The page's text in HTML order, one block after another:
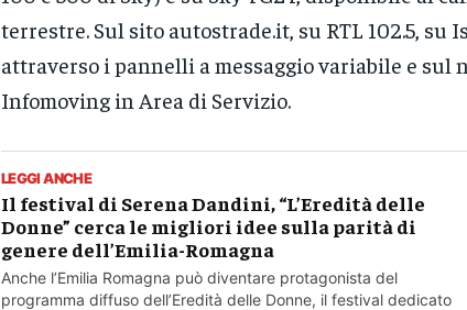
terrestre. Sul sito autostrade.it, su RTL 102.5, su
attraverso i pannelli a messaggio variabile e sul
Infomoving in Area di Servizio.
LEGGI ANCHE
Il festival di Serena Dandini, “L’Eredità delle
Donne” cerca le migliori idee sulla parità di
genere dell’Emilia-Romagna
Anche l’Emilia Romagna può diventare protagonista del
programma diffuso dell’Eredità delle Donne, il festival dedicato